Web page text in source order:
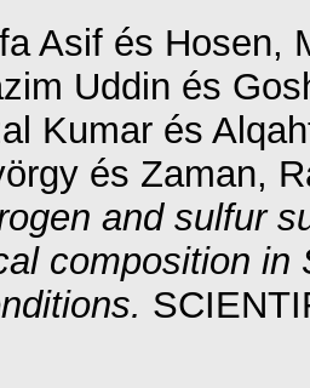
Asif és Hosen,
Uddin és
Kumar és
és Zaman,
and sulfur
composition in